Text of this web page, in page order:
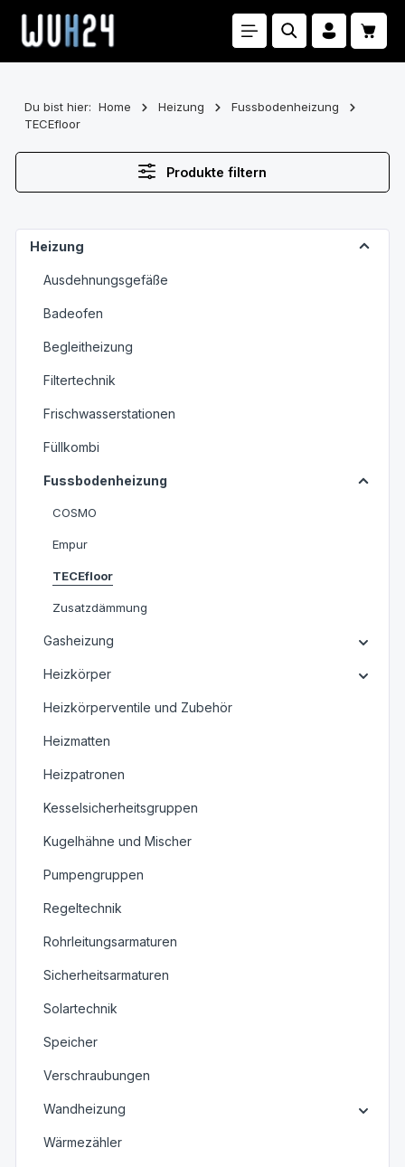
Zum Hauptinhalt springen
Du bist hier: Home Heizung
Fussbodenheizung
TECEfloor
Produkte filtern
Heizung
Ausdehnungsgefäße
Badeofen
Begleitheizung
Filtertechnik
Frischwasserstationen
Füllkombi
Fussbodenheizung
COSMO
Empur
TECEfloor
Zusatzdämmung
Gasheizung
Heizkörper
Heizkörperventile und Zubehör
Heizmatten
Heizpatronen
Kesselsicherheitsgruppen
Kugelhähne und Mischer
Pumpengruppen
Regeltechnik
Rohrleitungsarmaturen
Sicherheitsarmaturen
Solartechnik
Speicher
Verschraubungen
Wandheizung
Wärmezähler